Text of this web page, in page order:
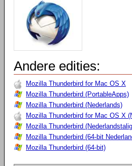
Andere edities:
Mozilla Thunderbird for Mac OS X
Mozilla Thunderbird (PortableApps)
Mozilla Thunderbird (Nederlands)
Mozilla Thunderbird for Mac OS X
Mozilla Thunderbird
Mozilla Thunderbird (64-bit
Mozilla Thunderbird (64-bit)